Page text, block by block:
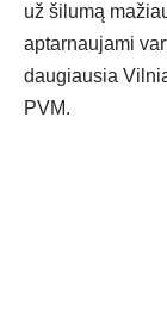
už šilumą
aptarnaujami
daugiausia
PVM.